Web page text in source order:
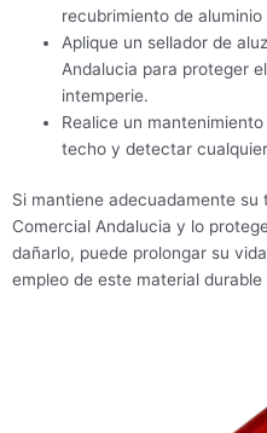
recubrimiento de aluminio
Aplique un sellador de
Andalucia para proteger
intemperie.
Realice un
techo y detectar
Si mantiene adecuadamente
Comercial Andalucia y lo
dañarlo, puede prolongar su
empleo de este material